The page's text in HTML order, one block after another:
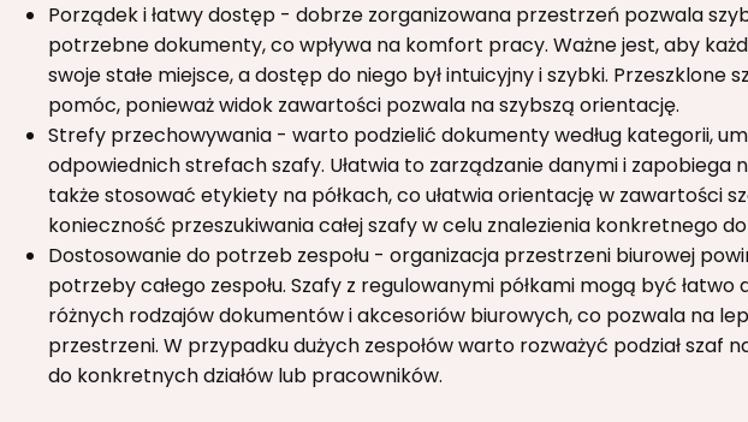
Porządek i łatwy dostęp - dobrze zorganizowana przestrzeń pozwala
potrzebne dokumenty, co wpływa na komfort pracy. Ważne jest, aby
swoje stałe miejsce, a dostęp do niego był intuicyjny i szybki. Przeszklone
pomóc, ponieważ widok zawartości pozwala na szybszą orientację.
Strefy przechowywania - warto podzielić dokumenty według kategorii,
odpowiednich strefach szafy. Ułatwia to zarządzanie danymi i zapobiega
także stosować etykiety na półkach, co ułatwia orientację w zawartości
konieczność przeszukiwania całej szafy w celu znalezienia konkretnego
Dostosowanie do potrzeb zespołu - organizacja przestrzeni biurowej
potrzeby całego zespołu. Szafy z regulowanymi półkami mogą być łatwo
różnych rodzajów dokumentów i akcesoriów biurowych, co pozwala na
przestrzeni. W przypadku dużych zespołów warto rozważyć podział szaf
do konkretnych działów lub pracowników.